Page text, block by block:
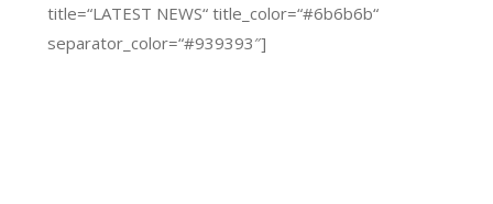
title=“LATEST NEWS“ title_color=“#6b6b6b“
separator_color=“#939393″]